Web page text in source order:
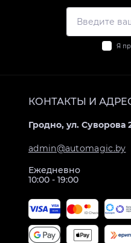
Я
КОНТАКТЫ И
Гродно, ул. Суворова
admin@automagic.by
Ежедневно
10:00 - 19:00